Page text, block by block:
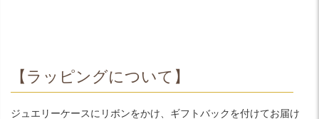
【ラッピングについて】
ジュエリーケースにリボンをかけ、ギフトバックを付けてお届け